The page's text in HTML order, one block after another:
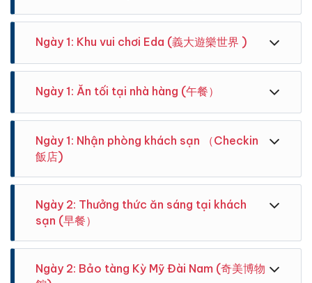
vui lòng đến trước 15 phút . Xe 7:30 xuất phát.
Trung, vui lòng đến trước 15 phút . Xe 8:30 xuất phát.
Loan tại Cao Hùng.
Ngày 1: Khu vui chơi Eda (義大遊樂世界 )
Bao gồm vé vui chơi không giới hạn
Thế giới giải trí E-DA, Cao Hùng, Đài Loan, E-DA là
Ngày 1: Ăn tối tại nhà hàng (午餐）
Ngày 1: Nhận phòng khách sạn （Checkin
飯店)
sạn.
Ngày 2: Thưởng thức ăn sáng tại khách
sạn (早餐）
Ngày 2: Bảo tàng Kỳ Mỹ Đài Nam (奇美博物